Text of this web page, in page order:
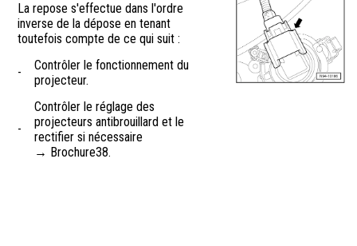
La repose s'effectue dans l'ordre
inverse de la dépose en tenant
toutefois compte de ce qui suit :
-
Contrôler le fonctionnement du
projecteur.
-
Contrôler le réglage des
projecteurs antibrouillard et le
rectifier si nécessaire
→ Brochure38.